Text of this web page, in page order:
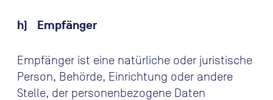
h) Empfänger
Empfänger ist eine natürliche oder juristische
Person, Behörde, Einrichtung oder andere
Stelle, der personenbezogene Daten